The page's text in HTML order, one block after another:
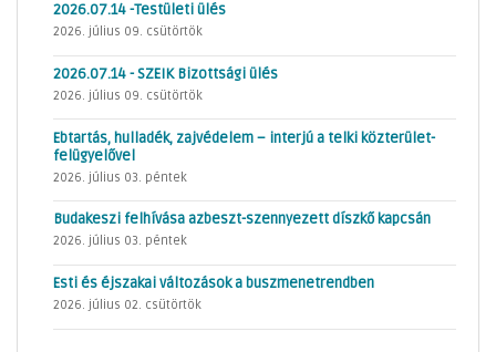
2026.07.14 -Testületi ülés
2026. július 09. csütörtök
2026.07.14 - SZEIK Bizottsági ülés
2026. július 09. csütörtök
Ebtartás, hulladék, zajvédelem – interjú a telki közterület-
felügyelővel
2026. július 03. péntek
Budakeszi felhívása azbeszt-szennyezett díszkő kapcsán
2026. július 03. péntek
Esti és éjszakai változások a buszmenetrendben
2026. július 02. csütörtök